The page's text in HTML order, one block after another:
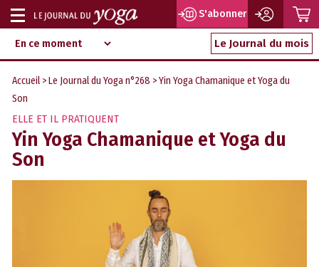
Aller
au
contenu
d‘information
indépendant
Afficher
ou
masquer
la
navigation
S'abonner
Le Journal du mois
Accueil >Le Journal du Yoga n°268 > Yin Yoga Chamanique et Yoga du
Son
ELLE ET IL PRATIQUENT
Yin Yoga Chamanique et Yoga du
Son